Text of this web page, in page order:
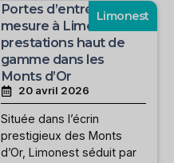
Limonest
Portes d’entrée sur
mesure à Limonest :
prestations haut de
gamme dans les
Monts d’Or
20 avril 2026
Située dans l’écrin
prestigieux des Monts
d’Or, Limonest séduit par